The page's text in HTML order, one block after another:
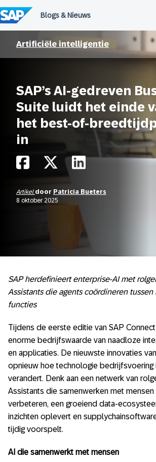
naar
de
inhoud
Artificiële intelligentie
SAP’s AI-gedreven
Suite luidt het einde
het best-of-
in
Artikel door Patricia Bueters
8 oktober 2025
SAP herdefinieert enterprise-AI met
Assistants die agents coördineren
functies
Tijdens de eerste editie van SAP
enorme bedrijfswaarde van naadloze
en applicaties. De nieuwste innovaties
opnieuw hoe technologie bedrijfsvoering
verandert. Denk aan een netwerk van
Assistants die samenwerken met
verbeteren, een groeiend data-
inzichten oplevert en
tijdig voorspelt.
AI die samenwerkt met mensen